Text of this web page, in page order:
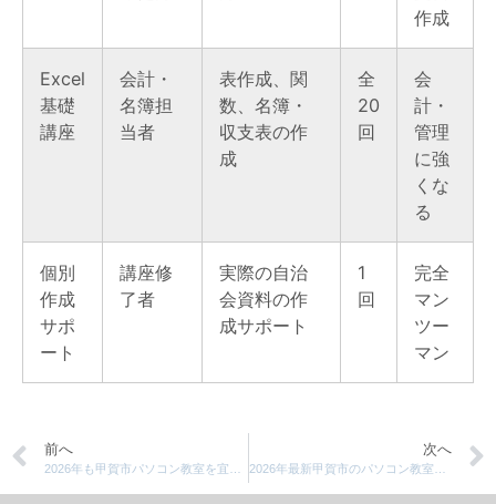
作成
Excel
基礎
講座
会計・
名簿担
当者
表作成、関
数、名簿・
収支表の作
成
全
20
回
会
計・
管理
に強
くな
る
個別
作成
サポ
ート
講座修
了者
実際の自治
会資料の作
成サポート
1
回
完全
マン
ツー
マン
前へ 次へ